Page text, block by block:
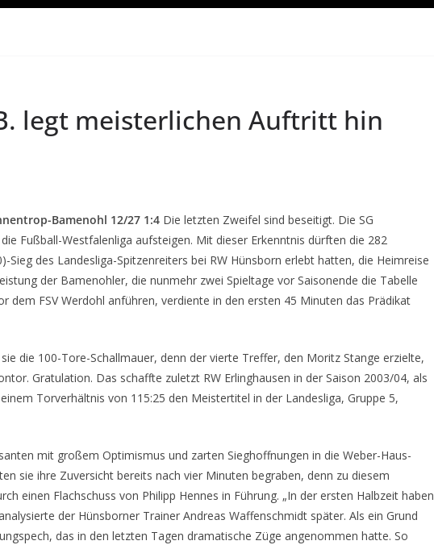
legt meisterlichen Auftritt hin
Bamenohl 12/27 1:4 Die letzten Zweifel sind beseitigt. Die SG
Fußball-Westfalenliga aufsteigen. Mit dieser Erkenntnis dürften die 282
Sieg des Landesliga-Spitzenreiters bei RW Hünsborn erlebt hatten, die Heimreise
der Bamenohler, die nunmehr zwei Spieltage vor Saisonende die Tabelle
dem FSV Werdohl anführen, verdiente in den ersten 45 Minuten das Prädikat
die 100-Tore-Schallmauer, denn der vierte Treffer, den Moritz Stange erzielte,
Gratulation. Das schaffte zuletzt RW Erlinghausen in der Saison 2003/04, als
Torverhältnis von 115:25 den Meistertitel in der Landesliga, Gruppe 5,
mit großem Optimismus und zarten Sieghoffnungen in die Weber-Haus-
sie ihre Zuversicht bereits nach vier Minuten begraben, denn zu diesem
einen Flachschuss von Philipp Hennes in Führung. „In der ersten Halbzeit haben
der Hünsborner Trainer Andreas Waffenschmidt später. Als ein Grund
das in den letzten Tagen dramatische Züge angenommen hatte. So